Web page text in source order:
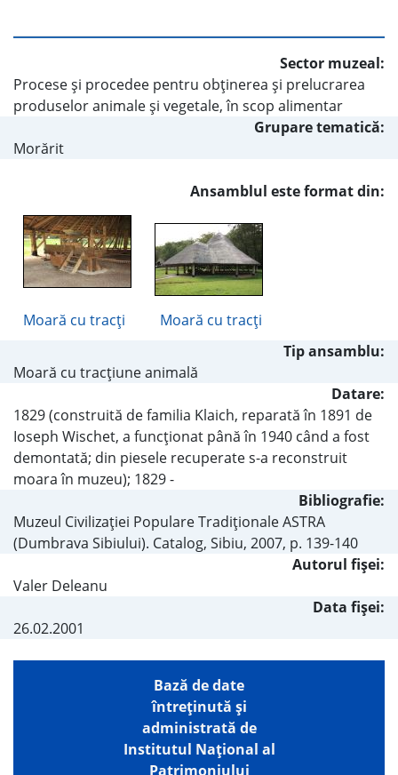
Sector muzeal:
Procese şi procedee pentru obţinerea şi prelucrarea
produselor animale şi vegetale, în scop alimentar
Grupare tematică:
Morărit
Ansamblul este format din:
Moară cu tracţi
Moară cu tracţi
Tip ansamblu:
Moară cu tracţiune animală
Datare:
1829 (construită de familia Klaich, reparată în 1891 de
Ioseph Wischet, a funcţionat până în 1940 când a fost
demontată; din piesele recuperate s-a reconstruit
moara în muzeu); 1829 -
Bibliografie:
Muzeul Civilizaţiei Populare Tradiţionale ASTRA
(Dumbrava Sibiului). Catalog, Sibiu, 2007, p. 139-140
Autorul fişei:
Valer Deleanu
Data fișei:
26.02.2001
Bază de date
întreţinută şi
administrată de
Institutul Național al
Patrimoniului